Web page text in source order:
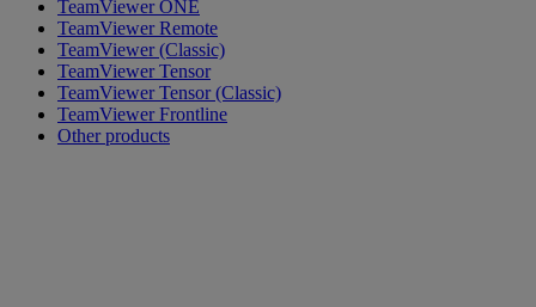
TeamViewer ONE
TeamViewer Remote
TeamViewer (Classic)
TeamViewer Tensor
TeamViewer Tensor (Classic)
TeamViewer Frontline
Other products